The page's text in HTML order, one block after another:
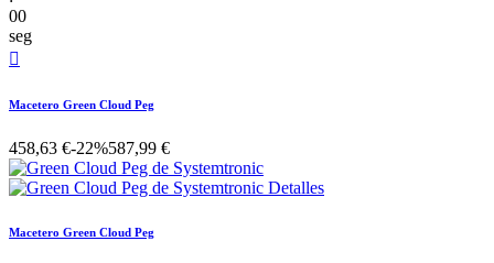
00
seg

Macetero Green Cloud Peg
458,63 €-22%587,99 €
Macetero Green Cloud Peg